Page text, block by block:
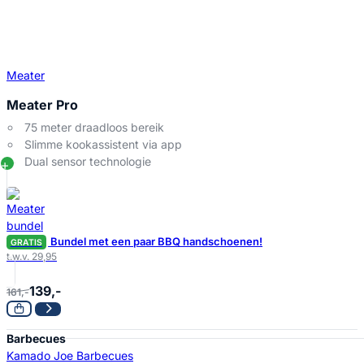
Meater
Meater Pro
75 meter draadloos bereik
Slimme kookassistent via app
Dual sensor technologie
GRATIS Bundel met een paar BBQ handschoenen!
t.w.v. 29,95
161,-139,-
Barbecues
Kamado Joe Barbecues